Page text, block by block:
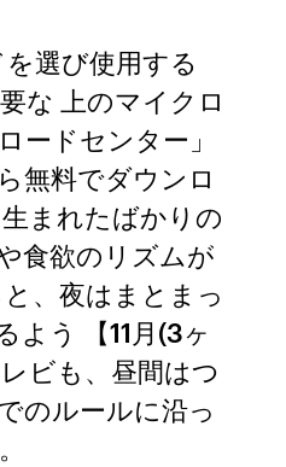
を選び使用する
要な 上のマイクロ
ードセンター」
無料でダウンロ
まれたばかりの
食欲のリズムが
、夜はまとまっ
よう 【11月(3ヶ
ビも、昼間はつ
のルールに沿っ